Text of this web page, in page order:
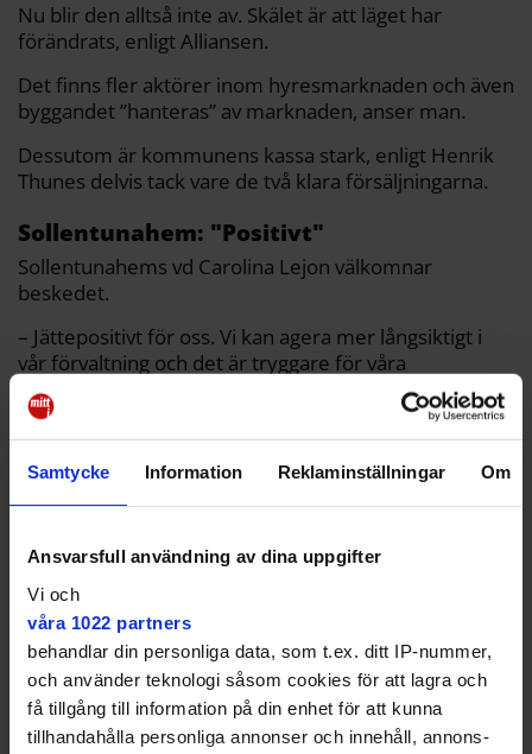
Samtycke Information Reklaminställningar Om
Ansvarsfull användning av dina uppgifter
Vi och
våra 1022 partners
behandlar din personliga data, som t.ex. ditt IP-nummer,
och använder teknologi såsom cookies för att lagra och
få tillgång till information på din enhet för att kunna
tillhandahålla personliga annonser och innehåll, annons-
Nu blir den alltså inte av. Skälet är att läget har
förändrats, enligt Alliansen.
Det finns fler aktörer inom hyresmarknaden och även
byggandet ”hanteras” av marknaden, anser man.
Dessutom är kommunens kassa stark, enligt Henrik
Thunes delvis tack vare de två klara försäljningarna.
Sollentunahem: "Positivt"
Sollentunahems vd Carolina Lejon välkomnar
beskedet.
– Jättepositivt för oss. Vi kan agera mer långsiktigt i
vår förvaltning och det är tryggare för våra
hyresgäster, säger hon.
När Mitt i besöker området och pratar med folk som
bor i husen närmast centrum känner dock de flesta
inte ens till att de inte är hyresgäster hos
Sollentunahem.
69-årige Aslan Cemil på Drevkarlsstigen har koll på
det. Han föredrar Sollentunahem framför en annan
hyresvärd, men han brinner inte för frågan.
– Jag ska kanske ändå flytta till ett varmare land nu
när jag är pensionär, säger han.